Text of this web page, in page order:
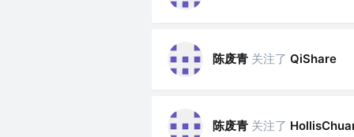
陈废青 关注了 QiShare
陈废青 关注了